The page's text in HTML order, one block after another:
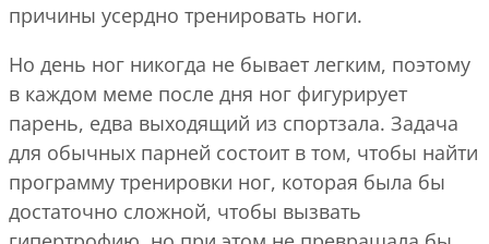
причины усердно тренировать ноги.
Но день ног никогда не бывает легким, поэтому
в каждом меме после дня ног фигурирует
парень, едва выходящий из спортзала. Задача
для обычных парней состоит в том, чтобы найти
программу тренировки ног, которая была бы
достаточно сложной, чтобы вызвать